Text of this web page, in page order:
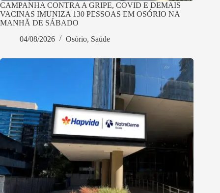
CAMPANHA CONTRA A GRIPE, COVID E DEMAIS
VACINAS IMUNIZA 130 PESSOAS EM OSÓRIO NA
MANHÃ DE SÁBADO
04/08/2026
Osório, Saúde